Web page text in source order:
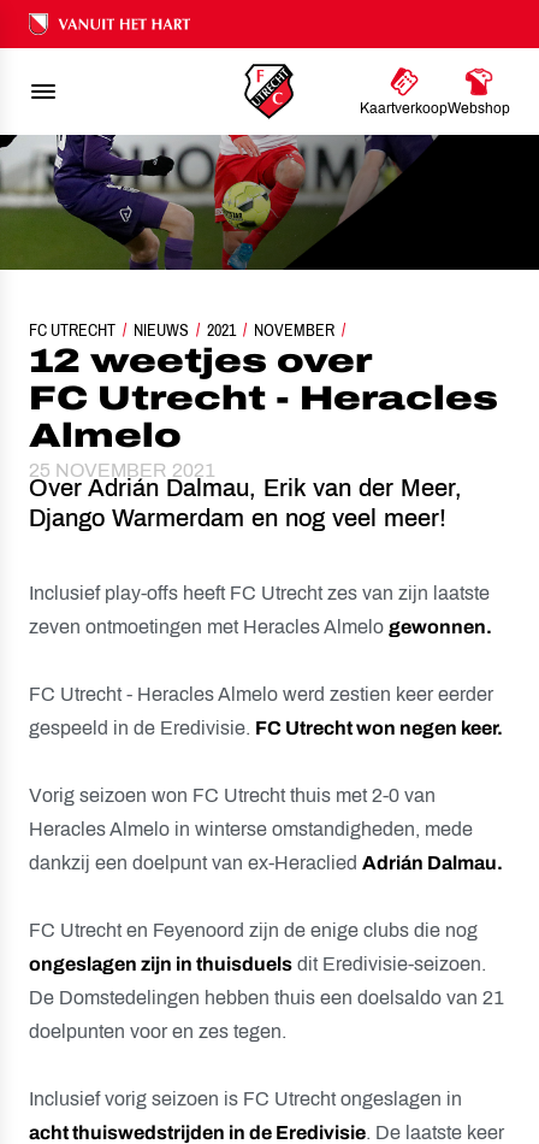
Ons nalatenschap
KaartverkoopWebshop
FC UTRECHT NIEUWS 2021 NOVEMBER
12 WEETJES OVER FC UTRECHT - HERACLES ALMELO
12 weetjes over
FC Utrecht - Heracles
Almelo
25 NOVEMBER 2021
Over Adrián Dalmau, Erik van der Meer,
Django Warmerdam en nog veel meer!
Inclusief play-offs heeft FC Utrecht zes van zijn laatste
zeven ontmoetingen met Heracles Almelo gewonnen.
FC Utrecht - Heracles Almelo werd zestien keer eerder
gespeeld in de Eredivisie. FC Utrecht won negen keer.
Vorig seizoen won FC Utrecht thuis met 2-0 van
Heracles Almelo in winterse omstandigheden, mede
dankzij een doelpunt van ex-Heraclied Adrián Dalmau.
FC Utrecht en Feyenoord zijn de enige clubs die nog
ongeslagen zijn in thuisduels dit Eredivisie-seizoen.
De Domstedelingen hebben thuis een doelsaldo van 21
doelpunten voor en zes tegen.
Inclusief vorig seizoen is FC Utrecht ongeslagen in
achtthuiswedstrijden in de Eredivisie. De laatste keer